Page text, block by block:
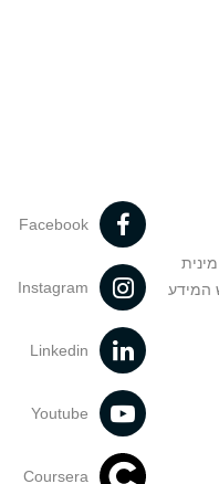
המידע
Facebook
Instagram
Linkedin
Youtube
Coursera